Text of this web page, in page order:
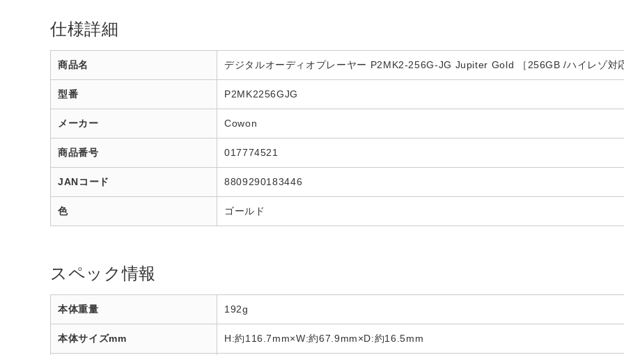
仕様詳細
商品名 デジタルオーディオプレーヤー P2MK2-256G-JG Jupiter Gold ［256GB /ハイレゾ対
型番 P2MK2256GJG
メーカー Cowon
商品番号 017774521
JANコード 8809290183446
色 ゴールド
スペック情報
本体重量 192g
本体サイズmm H:約116.7mm×W:約67.9mm×D:約16.5mm